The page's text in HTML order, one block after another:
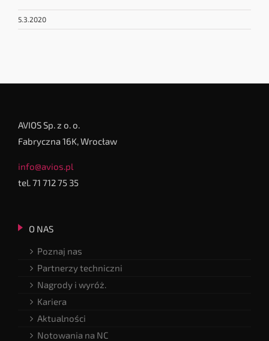
5.3.2020
AVIOS Sp. z o. o.
Fabryczna 16K, Wrocław
info@avios.pl
tel. 71 712 75 35
O NAS
Poznaj nas
Partnerzy techniczni
Nagrody i wyróż.
Kariera
Aktualności
Notowania na NC